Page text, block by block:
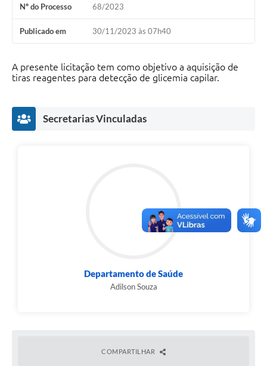
Nº do Processo 68/2023
Publicado em 30/11/2023 às 07h40
A presente licitação tem como objetivo a aquisição de
tiras reagentes para detecção de glicemia capilar.
Secretarias Vinculadas
Departamento de Saúde
Adilson Souza
COMPARTILHAR